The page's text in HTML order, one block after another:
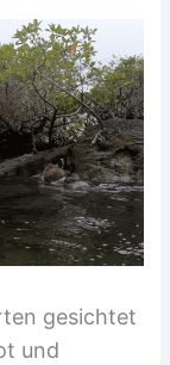
gesichtet
und